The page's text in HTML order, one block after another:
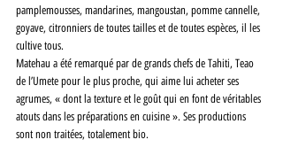
pamplemousses, mandarines, mangoustan, pomme cannelle,
goyave, citronniers de toutes tailles et de toutes espèces, il les
cultive tous.
Matehau a été remarqué par de grands chefs de Tahiti, Teao
de l’Umete pour le plus proche, qui aime lui acheter ses
agrumes, « dont la texture et le goût qui en font de véritables
atouts dans les préparations en cuisine ». Ses productions
sont non traitées, totalement bio.